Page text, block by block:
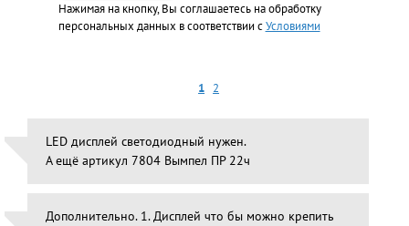
Нажимая на кнопку, Вы соглашаетесь на обработку
персональных данных в соответствии сУсловиями
1 2
LED дисплей светодиодный нужен.
А ещё артикул 7804 Вымпел ПР 22ч
Дополнительно. 1. Дисплей что бы можно крепить